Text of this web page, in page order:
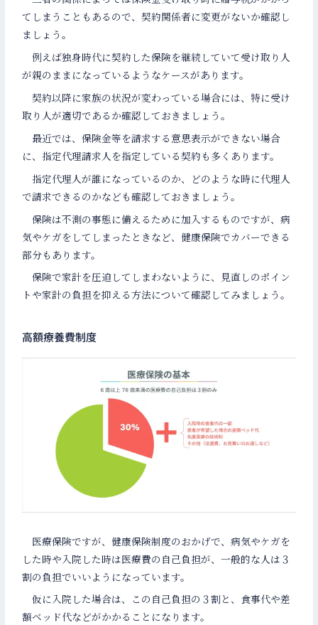
てしまうこともあるので、契約関係者に変更がないか確認し
ましょう。
例えば独身時代に契約した保険を継続していて受け取り人
が親のままになっているようなケースがあります。
契約以降に家族の状況が変わっている場合には、特に受け
取り人が適切であるか確認しておきましょう。
最近では、保険金等を請求する意思表示ができない場合
に、指定代理請求人を指定している契約も多くあります。
指定代理人が誰になっているのか、どのような時に代理人
で請求できるのかなども確認しておきましょう。
保険は不測の事態に備えるために加入するものですが、病
気やケガをしてしまったときなど、健康保険でカバーできる
部分もあります。
保険で家計を圧迫してしまわないように、見直しのポイン
トや家計の負担を抑える方法について確認してみましょう。
高額療養費制度
医療保険ですが、健康保険制度のおかげで、病気やケガを
した時や入院した時は医療費の自己負担が、一般的な人は３
割の負担でいいようになっています。
仮に入院した場合は、この自己負担の３割と、食事代や差
額ベッド代などがかかることになります。